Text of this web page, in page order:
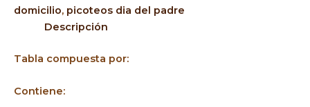
domicilio, picoteos dia del padre
Descripción
Tabla compuesta por:
Contiene: